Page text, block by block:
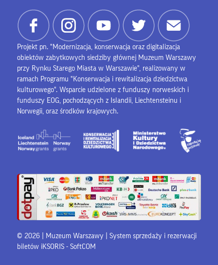
Projekt pn. "Modernizacja, konserwacja oraz digitalizacja
obiektów zabytkowych siedziby głównej Muzeum Warszawy
przy Rynku Starego Miasta w Warszawie", realizowany w
ramach Programu "Konserwacja i rewitalizacja dziedzictwa
kulturowego". Wsparcie udzielone z funduszy norweskich i
funduszy EOG, pochodzących z Islandii, Liechtensteinu i
Norwegii, oraz środków krajowych.
© 2026 | Muzeum Warszawy | System sprzedaży i rezerwacji
biletów iKSORIS - SoftCOM